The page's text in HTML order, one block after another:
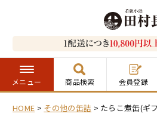
メニュー 商品検索 会員登録
HOME その他の缶詰 たらこ煮缶(ギ